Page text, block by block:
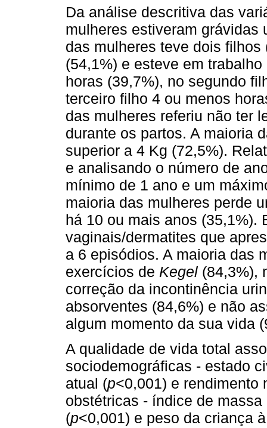
Da análise descritiva das
mulheres estiveram grávidas
das mulheres teve dois
(54,1%) e esteve em
horas (39,7%), no segundo
terceiro filho 4 ou menos
das mulheres referiu não ter
durante os partos. A maioria
superior a 4 Kg (72,5%).
e analisando o número de
mínimo de 1 ano e um
maioria das mulheres perde
há 10 ou mais anos (35,1%).
vaginais/dermatites que
a 6 episódios. A maioria das
exercícios de Kegel (84,3%),
correção da incontinência
absorventes (84,6%) e não
algum momento da sua vida
A qualidade de vida total
sociodemográficas - estado
atual (p<0,001) e rendimento
obstétricas - índice de massa
(p<0,001) e peso da criança